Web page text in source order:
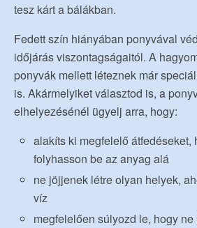
tesz kárt a bálákban.
Fedett szín hiányában ponyvával
időjárás viszontagságaitól. A
ponyvák mellett léteznek már
is. Akármelyiket választod is, a
elhelyezésénél ügyelj arra, hogy:
alakíts ki megfelelő átfedéseket,
folyhasson be az anyag alá
ne jöjjenek létre olyan helyek,
víz
megfelelően súlyozd le, hogy